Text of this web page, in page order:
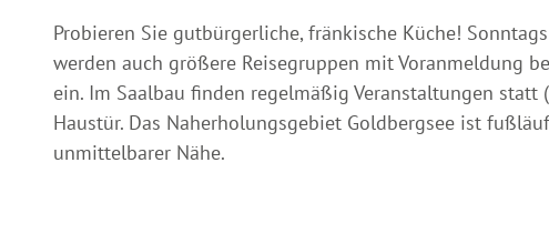
Probieren Sie gutbürgerliche, fränkische Küche!
werden auch größere Reisegruppen mit Voranmeldung
ein. Im Saalbau finden regelmäßig Veranstaltungen
Haustür. Das Naherholungsgebiet Goldbergsee ist
unmittelbarer Nähe.